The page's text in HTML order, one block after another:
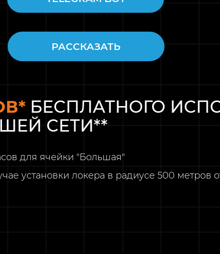
БЕСПЛАТНОГО
СЕТИ**
для ячейки "Большая"
установки локера в радиусе 500 метров
РАССКАЗАТЬ